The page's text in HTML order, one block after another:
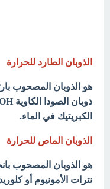
الذوبان الطارد للحرارة
هو الذوبان المصحوب
الكبريتيك في الماء.
الذوبان الماص للحرارة
هو الذوبان المصحوب
نترات الأمونيوم أو